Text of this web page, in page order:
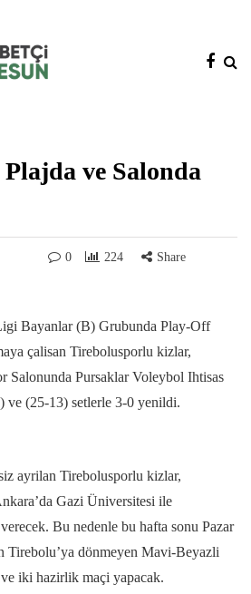
ve Salonda
0 224 Share
Bayanlar (B) Grubunda Play-Off
çalisan Tirebolusporlu kizlar,
Salonunda Pursaklar Voleybol Ihtisas
ve (25-13) setlerle 3-0 yenildi.
ayrilan Tirebolusporlu kizlar,
Gazi Üniversitesi ile
Bu nedenle bu hafta sonu Pazar
Tirebolu’ya dönmeyen Mavi-Beyazli
iki hazirlik maçi yapacak.